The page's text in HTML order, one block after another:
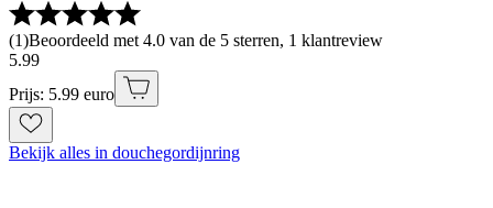
(1)Beoordeeld met 4.0 van de 5 sterren, 1 klantreview
5.99
Prijs: 5.99 euro
Bekijk alles in douchegordijnring